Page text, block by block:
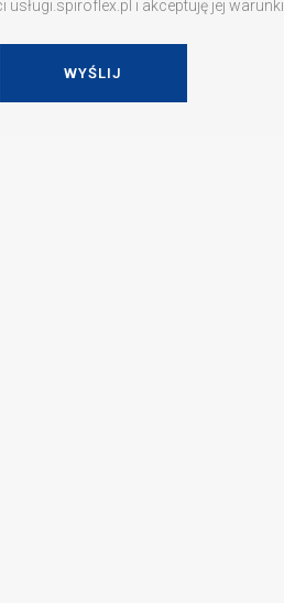
i akceptuję jej warunki.